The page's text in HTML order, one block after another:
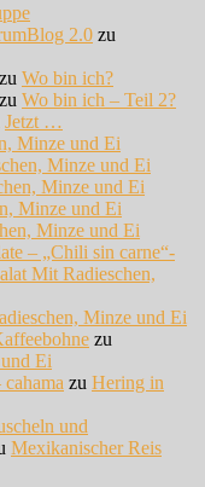
2.0 zu
zu Wo bin ich?
zu Wo bin ich – Teil 2?
Jetzt …
Minze und Ei
Minze und Ei
Minze und Ei
Minze und Ei
Minze und Ei
– „Chili sin carne“-
Mit Radieschen,
Minze und Ei
zu
Ei
zu Hering in
und
Mexikanischer Reis